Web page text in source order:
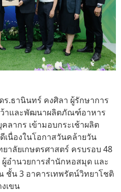
.ธานินทร์ คงศิลา ผู้รักษาการ
าและพัฒนาผลิตภัณฑ์อาหาร
ากร เข้ามอบกระเช้าผลิต
นื่องในโอกาสวันคล้ายวัน
ลัยเกษตรศาสตร์ ครบรอบ 48
ำนวยการสำนักหอสมุด และ
น 3 อาคารเทพรัตน์วิทยาโชติ
เขน